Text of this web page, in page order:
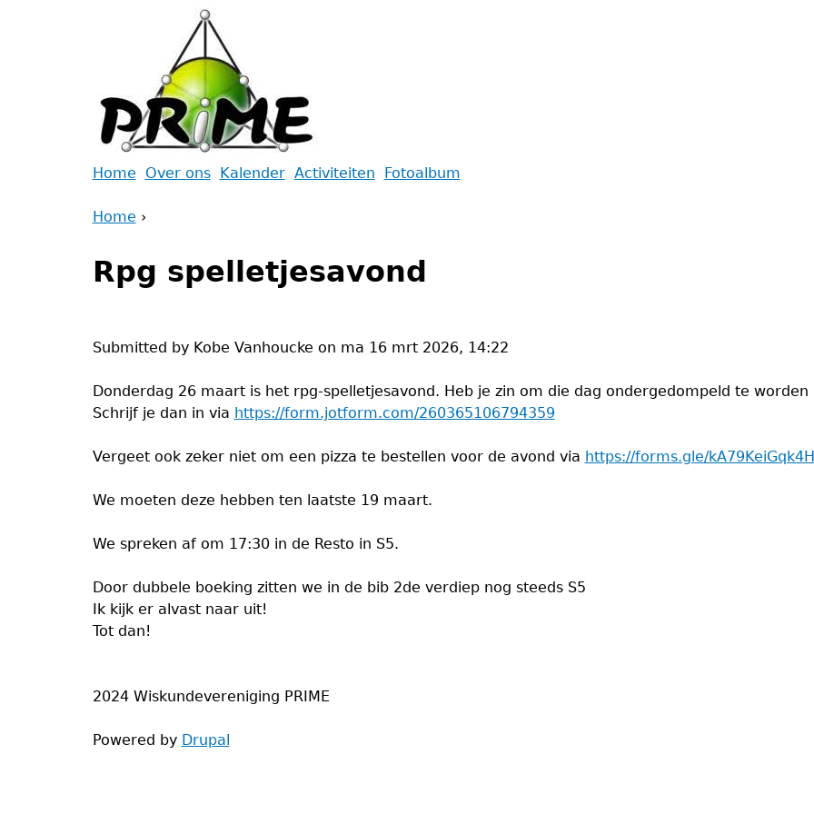
are
Home ›
to
top
Rpg spelletjesavond
Submitted by Kobe Vanhoucke on ma 16 mrt 2026, 14:22
Donderdag 26 maart is het rpg-spelletjesavond. Heb je zin om die dag ondergedompeld te
Schrijf je dan in via https://form.jotform.com/260365106794359
Vergeet ook zeker niet om een pizza te bestellen voor de avond via https://forms.gle/
We moeten deze hebben ten laatste 19 maart.
We spreken af om 17:30 in de Resto in S5.
Door dubbele boeking zitten we in de bib 2de verdiep nog steeds S5
Ik kijk er alvast naar uit!
Tot dan!
Back
top
Home Over ons Kalender Activiteiten Fotoalbum
2024 Wiskundevereniging PRIME
Powered by Drupal